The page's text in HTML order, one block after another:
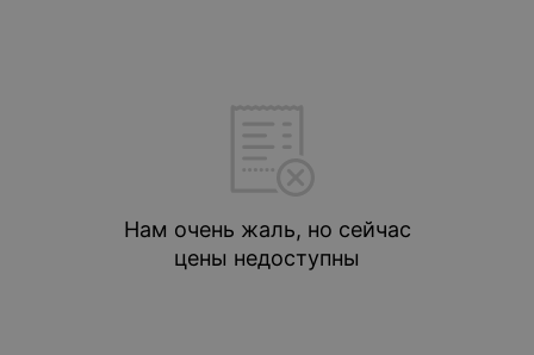
Нам очень жаль, но сейчас
цены недоступны